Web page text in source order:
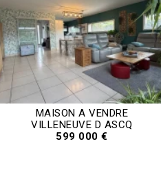
MAISON A VENDRE
VILLENEUVE D ASCQ
599 000 €